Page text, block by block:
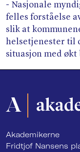
- Nasjonale
felles forståelse
slik at
helsetjenester til
situasjon med økt
Akademikerne
Fridtjof Nansens